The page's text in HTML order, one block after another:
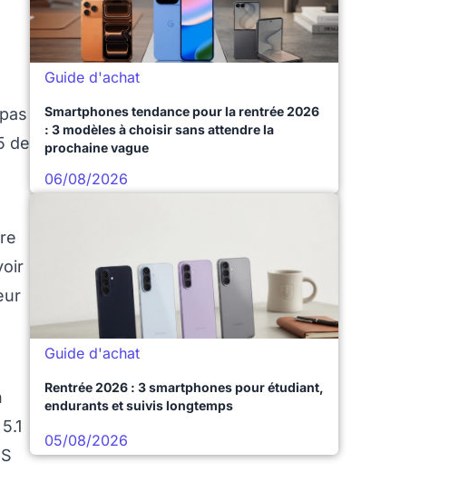
de
Guide d'achat
Smartphones tendance pour la rentrée 2026
: 3 modèles à choisir sans attendre la
prochaine vague
06/08/2026
Guide d'achat
Rentrée 2026 : 3 smartphones pour étudiant,
endurants et suivis longtemps
05/08/2026